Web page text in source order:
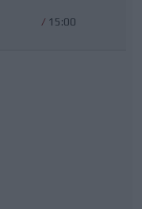
/ 15:00